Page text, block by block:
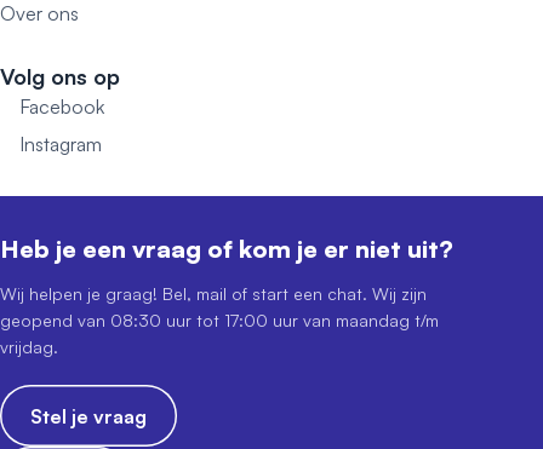
Over ons
Volg ons op
Facebook
Instagram
Heb je een vraag of kom je er niet uit?
Wij helpen je graag! Bel, mail of start een chat. Wij zijn
geopend van 08:30 uur tot 17:00 uur van maandag t/m
vrijdag.
Stel je vraag